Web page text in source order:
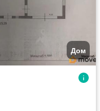
Дом